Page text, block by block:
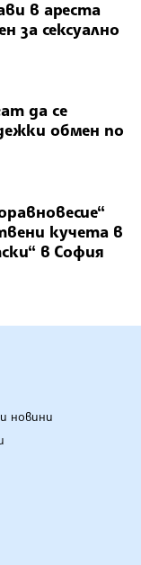
в ареста
за сексуално
да се
обмен по
кучета в
в София
АГЕНЦИЯ
новини